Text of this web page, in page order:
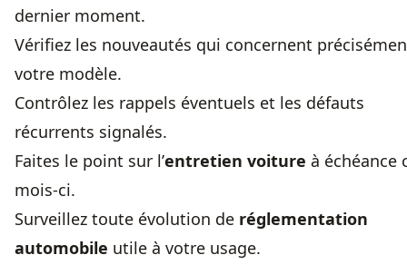
dernier moment.
Vérifiez les nouveautés qui concernent
votre modèle.
Contrôlez les rappels éventuels et les défauts
récurrents signalés.
Faites le point sur l’entretien voiture à échéance
mois-ci.
Surveillez toute évolution de réglementation
automobile utile à votre usage.